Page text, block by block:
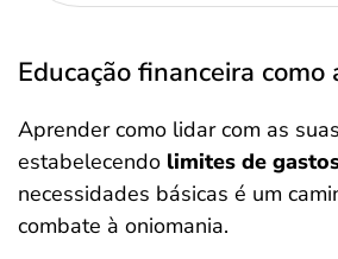
Educação financeira como
Aprender como lidar com as
estabelecendo limites de
necessidades básicas é um
combate à oniomania.